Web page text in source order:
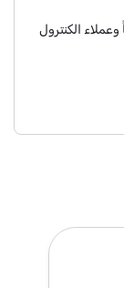
الكنترول